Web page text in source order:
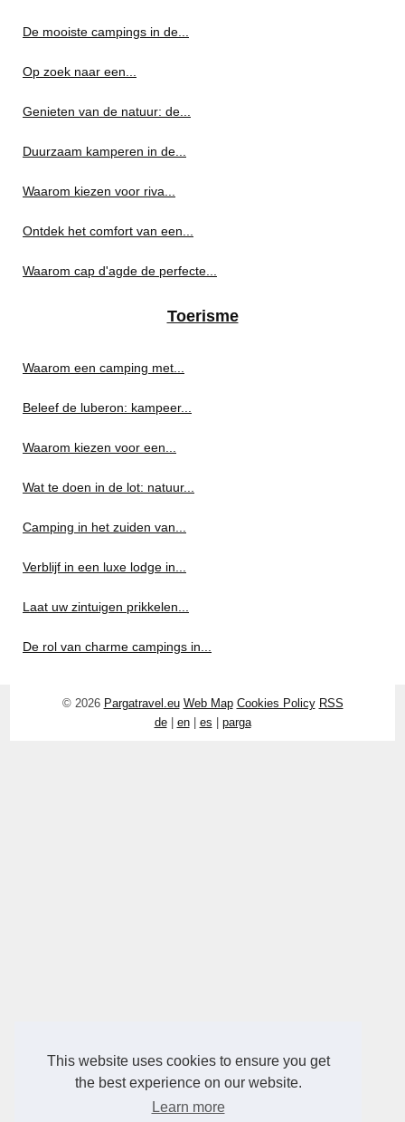
This website uses cookies to ensure you get
the best experience on our website.
Learn more
De mooiste campings in de...
Op zoek naar een...
Genieten van de natuur: de...
Duurzaam kamperen in de...
Waarom kiezen voor riva...
Ontdek het comfort van een...
Waarom cap d'agde de perfecte...
Toerisme
Waarom een camping met...
Beleef de luberon: kampeer...
Waarom kiezen voor een...
Wat te doen in de lot: natuur...
Camping in het zuiden van...
Verblijf in een luxe lodge in...
Laat uw zintuigen prikkelen...
De rol van charme campings in...
© 2026 Pargatravel.eu Web Map Cookies Policy RSS
de| en| es parga